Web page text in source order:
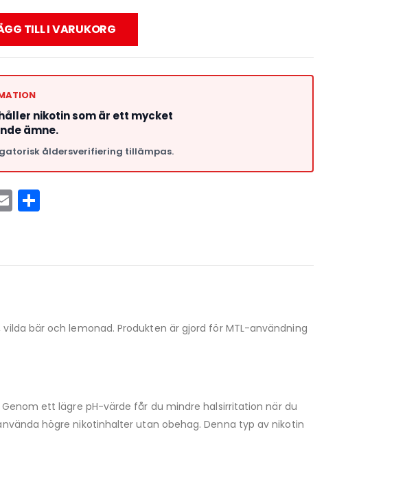
TILL I VARUKORG
nikotin som är ett mycket
ämne.
åldersverifiering tillämpas.
Email
bär och lemonad. Produkten är gjord för MTL-användning
ett lägre pH-värde får du mindre halsirritation när du
högre nikotinhalter utan obehag. Denna typ av nikotin